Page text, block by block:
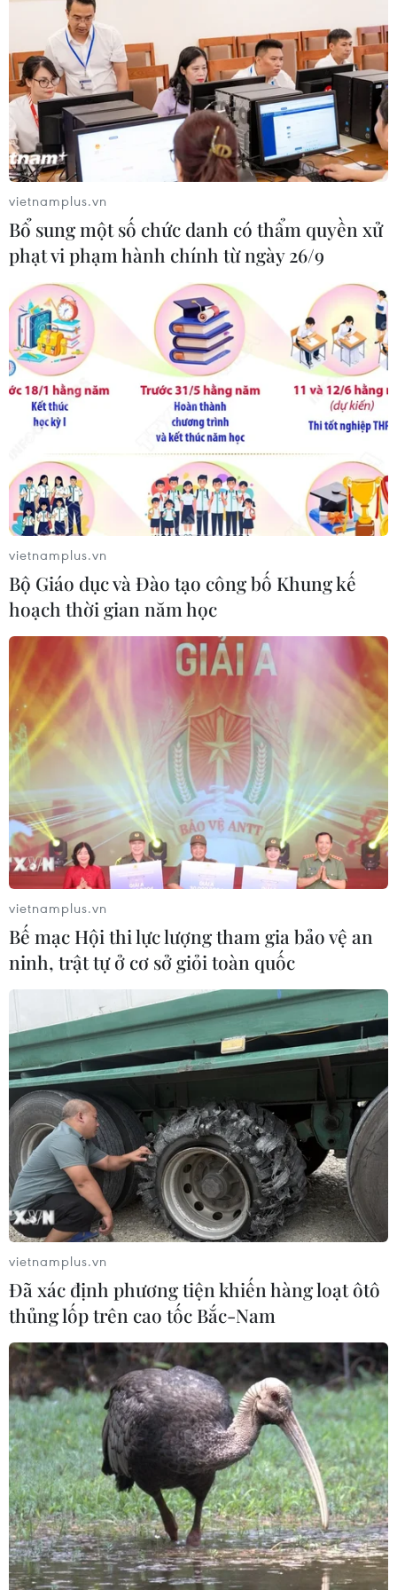
TIN CÙNG CHUYÊN MỤC
Quảng Trị triệt phá đường dây vận
chuyển hơn 210kg vật liệu nổ
08/08/2026 01:59
vietnamplus.vn
Bổ sung một số chức danh có thẩm quyền xử
phạt vi phạm hành chính từ ngày 26/9
vietnamplus.vn
Bộ Giáo dục và Đào tạo công bố Khung kế
hoạch thời gian năm học
vietnamplus.vn
Bế mạc Hội thi lực lượng tham gia bảo vệ an
ninh, trật tự ở cơ sở giỏi toàn quốc
vietnamplus.vn
Đã xác định phương tiện khiến hàng loạt ôtô
thủng lốp trên cao tốc Bắc-Nam